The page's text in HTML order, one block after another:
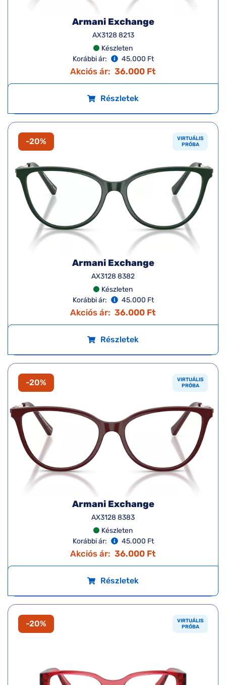
Armani Exchange
AX3128 8213
Készleten
Korábbi ár:
45.000 Ft
Akciós ár: 36.000 Ft
Részletek
-20%
VIRTUÁLIS
PRÓBA
Armani Exchange
AX3128 8382
Készleten
Korábbi ár:
45.000 Ft
Akciós ár: 36.000 Ft
Részletek
-20%
VIRTUÁLIS
PRÓBA
Armani Exchange
AX3128 8383
Készleten
Korábbi ár:
45.000 Ft
Akciós ár: 36.000 Ft
Részletek
-20%
VIRTUÁLIS
PRÓBA